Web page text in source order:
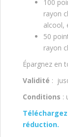
100
rayon
alcool,
50
rayon
Épargnez en
Validité :
Conditions :
réduction.